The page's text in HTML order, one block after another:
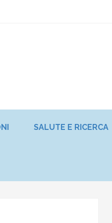
SALUTE E RICERCA